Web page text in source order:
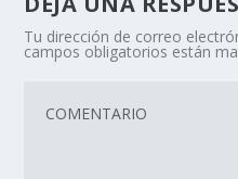
Tu dirección de correo
campos obligatorios están